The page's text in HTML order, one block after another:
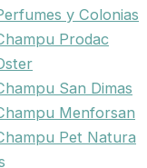
y Colonias
Prodac
San Dimas
Menforsan
Pet Natura